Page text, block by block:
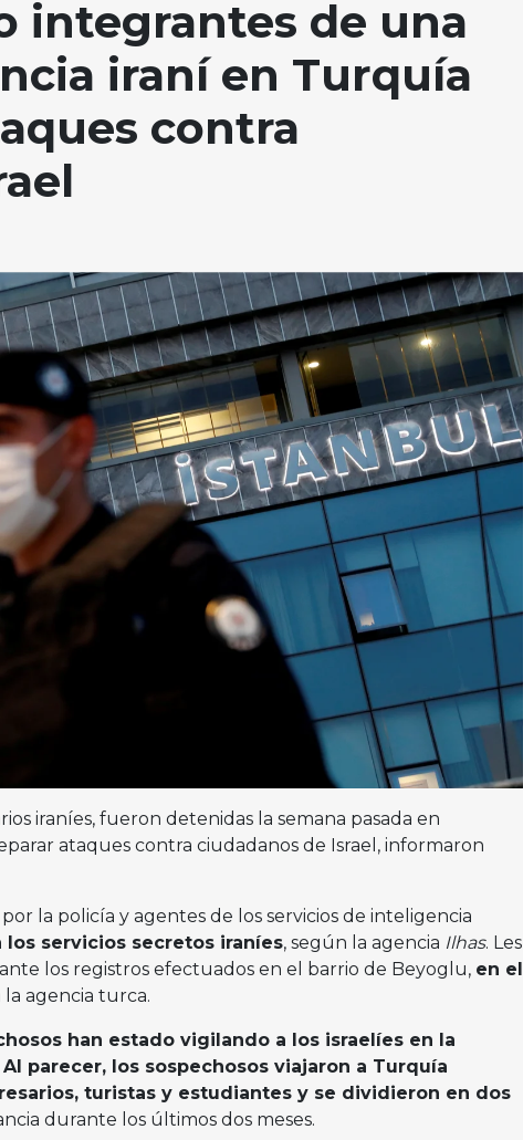
integrantes de una
iraní en Turquía
contra
iraníes, fueron detenidas la semana pasada en
ataques contra ciudadanos de Israel, informaron
la policía y agentes de los servicios de inteligencia
los servicios secretos iraníes, según la agencia Ilhas. Les
los registros efectuados en el barrio de Beyoglu, en el
la agencia turca.
han estado vigilando a los israelíes en la
parecer, los sospechosos viajaron a Turquía
turistas y estudiantes y se dividieron en dos
durante los últimos dos meses.